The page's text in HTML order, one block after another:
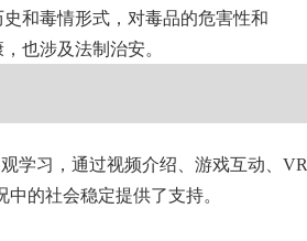
和毒情形式，对毒品的危害性和
也涉及法制治安。
学习，通过视频介绍、游戏互动、VR
的社会稳定提供了支持。